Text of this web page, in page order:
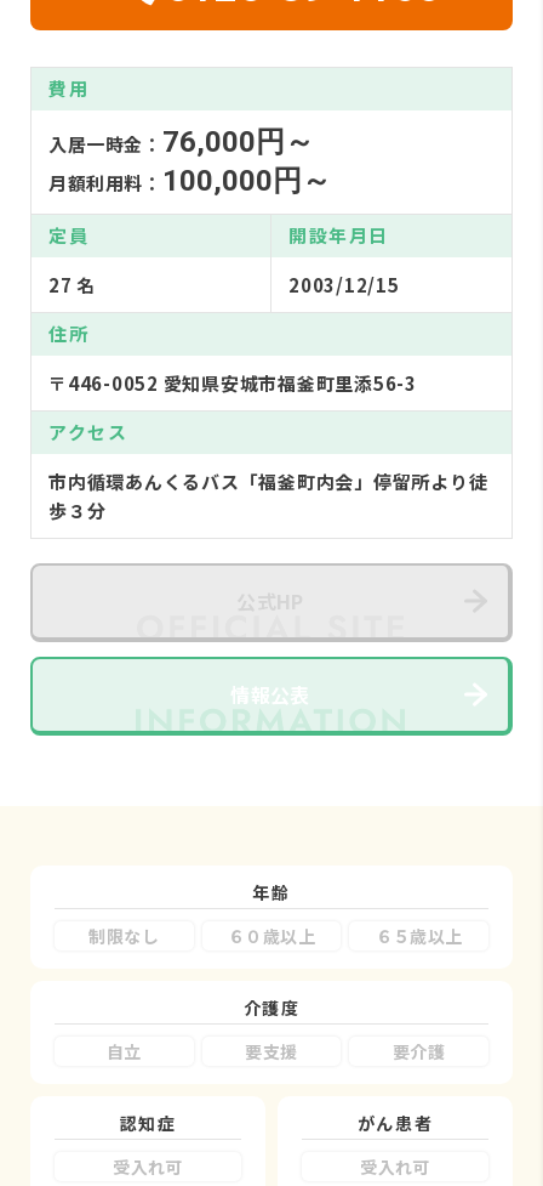
費用
入居一時金： 76,000円～
月額利用料： 100,000円～
定員
27 名
開設年月日
2003/12/15
住所
〒446-0052 愛知県安城市福釜町里添56-3
アクセス
市内循環あんくるバス「福釜町内会」停留所より徒
歩３分
情報公表
年齢
制限なし
６０歳以上 ６５歳以上
介護度
自立
要支援 要介護
認知症
受入れ可
がん患者
受入れ可